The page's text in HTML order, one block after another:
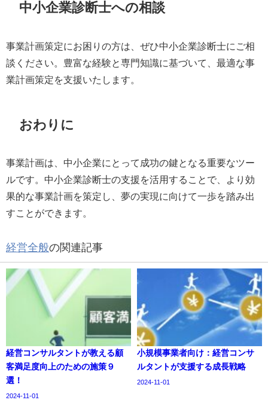
中小企業診断士への相談
事業計画策定にお困りの方は、ぜひ中小企業診断士にご相
談ください。豊富な経験と専門知識に基づいて、最適な事
業計画策定を支援いたします。
おわりに
事業計画は、中小企業にとって成功の鍵となる重要なツー
ルです。中小企業診断士の支援を活用することで、より効
果的な事業計画を策定し、夢の実現に向けて一歩を踏み出
すことができます。
経営全般の関連記事
経営コンサルタントが教える顧
客満足度向上のための施策９
選！
2024-11-01
小規模事業者向け：経営コンサ
ルタントが支援する成長戦略
2024-11-01